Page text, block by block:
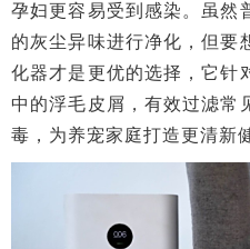
孕妇更容易受到感染。虽然
的灰尘异味进行净化，但要
化器才是更优的选择，它针
中的浮毛皮屑，有效过滤常
毒，为养宠家庭打造更清新